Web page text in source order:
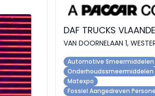
DAF TRUCKS
VAN DOORNELAAN 1,
Automotive Smeermiddelen
Onderhoudssmeermiddelen
Matexpo
Fossiel Aangedreven